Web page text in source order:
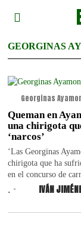
GEORGINAS
Georginas
Queman en
una chirigota
‘narcos’
‘Las Georginas
chirigota que ha
en el concurso de
. IVÁN